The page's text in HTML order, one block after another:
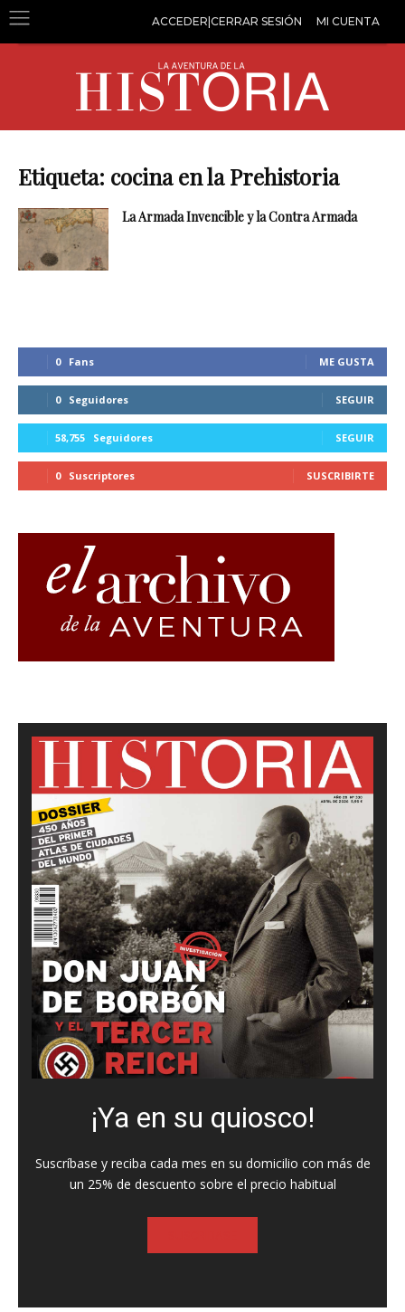
ACCEDER|CERRAR SESIÓN MI CUENTA
Etiqueta: cocina en la Prehistoria
La Armada Invencible y la Contra Armada
0 Fans ME GUSTA
0 Seguidores SEGUIR
58,755 Seguidores SEGUIR
0 Suscriptores SUSCRIBIRTE
¡Ya en su quiosco!
Suscríbase y reciba cada mes en su domicilio con más de
un 25% de descuento sobre el precio habitual